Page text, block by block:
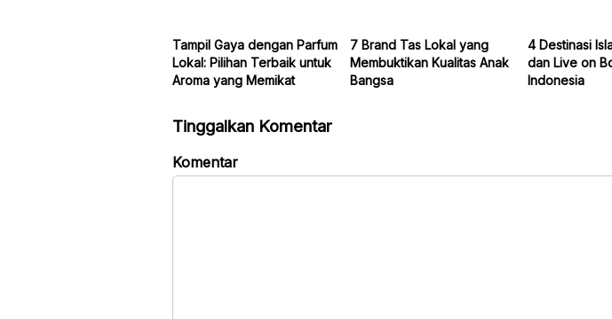
Tampil Gaya dengan Parfum
Lokal: Pilihan Terbaik untuk
Aroma yang Memikat
7 Brand Tas Lokal yang
Membuktikan Kualitas Anak
Bangsa
4 Destinasi
dan Live on
Indonesia
Tinggalkan Komentar
Komentar